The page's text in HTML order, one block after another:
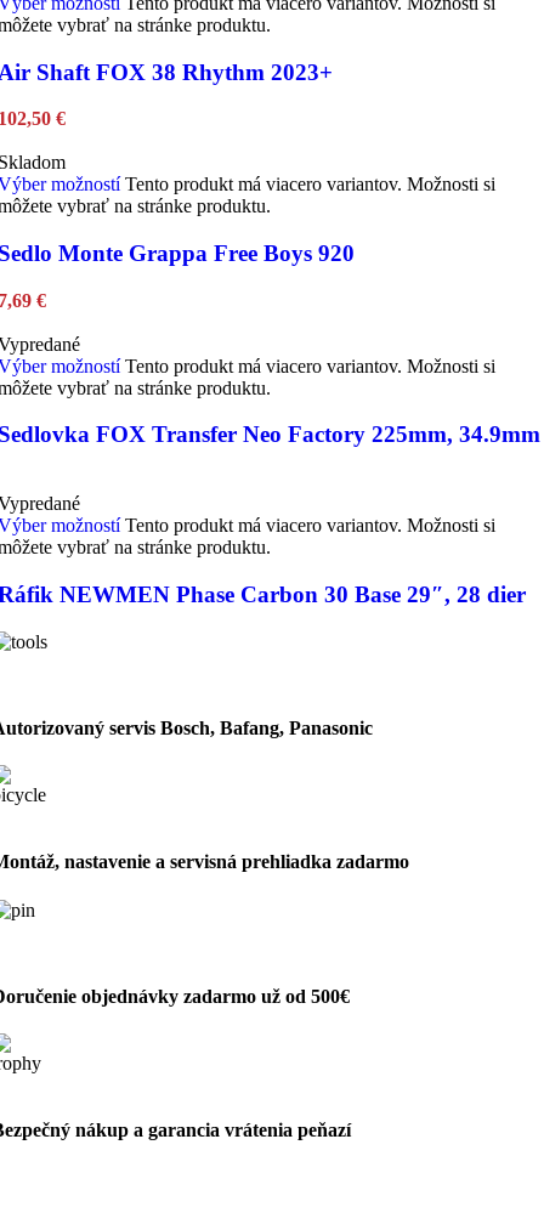
vybrať na stránke produktu.
Shaft FOX 38 Rhythm 2023+
€
možností Tento produkt má viacero variantov. Možnosti si
vybrať na stránke produktu.
Monte Grappa Free Boys 920
€
možností Tento produkt má viacero variantov. Možnosti si
vybrať na stránke produktu.
FOX Transfer Neo Factory 225mm, 34.9mm
možností Tento produkt má viacero variantov. Možnosti si
vybrať na stránke produktu.
NEWMEN Phase Carbon 30 Base 29″, 28 dier
servis Bosch, Bafang, Panasonic
nastavenie a servisná prehliadka zadarmo
objednávky zadarmo už od 500€
nákup a garancia vrátenia peňazí